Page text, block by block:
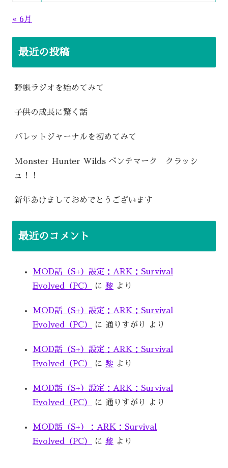
« 6月
最近の投稿
野帳ラジオを始めてみて
子供の成長に驚く話
バレットジャーナルを初めてみて
Monster Hunter Wilds ベンチマーク クラッシ
ュ！！
新年あけましておめでとうございます
最近のコメント
MOD話（S+）設定：ARK：Survival
Evolved（PC）
に 黎 より
MOD話（S+）設定：ARK：Survival
Evolved（PC）
に 通りすがり より
MOD話（S+）設定：ARK：Survival
Evolved（PC）
に 黎 より
MOD話（S+）設定：ARK：Survival
Evolved（PC）
に 通りすがり より
MOD話（S+）：ARK：Survival
Evolved（PC）
に 黎 より